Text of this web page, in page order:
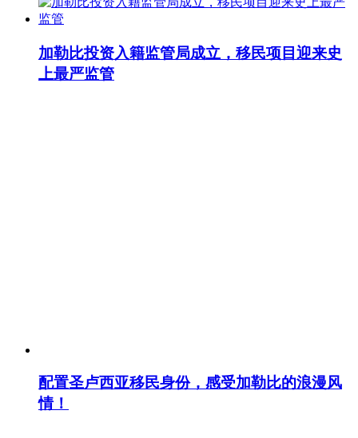
加勒比投资入籍监管局成立，移民项目迎来史
上最严监管
配置圣卢西亚移民身份，感受加勒比的浪漫风
情！